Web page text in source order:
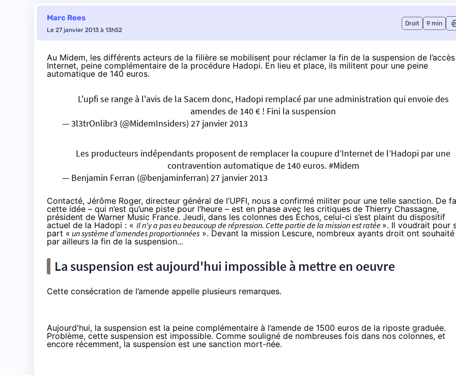
Marc Rees
Le 27 janvier 2013 à 13h52
Droit 9 min
Au Midem, les différents acteurs de la filière se mobilisent pour réclamer la fin de la suspension de
Internet, peine complémentaire de la procédure Hadopi. En lieu et place, ils militent pour une peine
automatique de 140 euros.
L'upfi se range à l'avis de la Sacem donc, Hadopi remplacé par une administration qui envoie des
amendes de 140 € ! Fini la suspension
— 3l3trOnlibr3 (@MidemInsiders) 27 janvier 2013
Les producteurs indépendants proposent de remplacer la coupure d’Internet de l’Hadopi par une
contravention automatique de 140 euros.#Midem
— Benjamin Ferran (@benjaminferran) 27 janvier 2013
Contacté, Jérôme Roger, directeur général de l’UPFI, nous a confirmé militer pour une telle sanction. De
cette idée – qui n’est qu’une piste pour l’heure – est en phase avec les critiques de Thierry Chassagne,
président de Warner Music France. Jeudi, dans les colonnes des Échos, celui-ci s’est plaint du dispositif
actuel de la Hadopi : « Il n'y a pas eu beaucoup de répression. Cette partie de la mission est ratée ». Il voudrait pour
part « un système d'amendes proportionnées ». Devant la mission Lescure, nombreux ayants droit ont souhaité
par ailleurs la fin de la suspension...
La suspension est aujourd'hui impossible à mettre en oeuvre
Cette consécration de l’amende appelle plusieurs remarques.
Aujourd'hui, la suspension est la peine complémentaire à l’amende de 1500 euros de la riposte graduée.
Problème, cette suspension est impossible. Comme souligné de nombreuses fois dans nos colonnes, et
encore récemment, la suspension est une sanction mort-née.